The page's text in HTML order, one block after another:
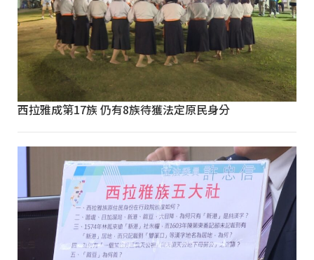
西拉雅成第17族 仍有8族待獲法定原民身分